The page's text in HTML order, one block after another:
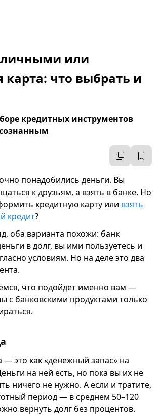
или
карта: что выбрать и
кредитных инструментов
понадобились деньги. Вы
к друзьям, а взять в банке. Но
кредитную карту или взять
кредит?
оба варианта похожи: банк
в долг, вы ими пользуетесь и
условиям. Но на деле это два
что подойдет именно вам —
с банковскими продуктами только
— это как «денежный запас» на
на ней есть, но пока вы их не
ничего не нужно. А если и тратите,
период — в среднем 50–120
вернуть долг без процентов.